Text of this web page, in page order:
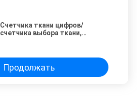
Счетчика ткани цифров/
счетчика выбора ткани,
Продолжать